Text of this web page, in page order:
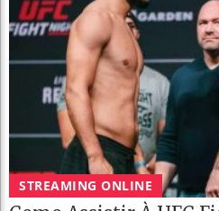
STREAMING ONLINE